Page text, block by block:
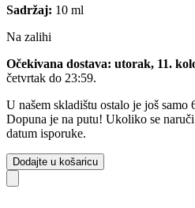
Sadržaj: 10 ml
Na zalihi
Očekivana dostava: utorak, 11.
četvrtak do 23:59.
U našem skladištu ostalo je još
Dopuna je na putu! Ukoliko se
datum isporuke.
Dodajte u košaricu